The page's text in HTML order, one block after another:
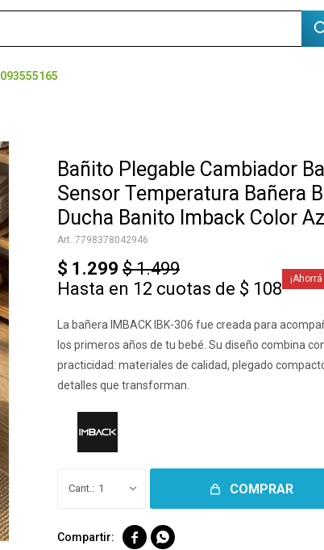
093555165
Bañito Plegable Cambiador
Sensor Temperatura Bañera
Ducha Banito Imback Color
7798378042946
$ 1.299 $ 1.499
Hasta en 12 cuotas de $ 108
La bañera IMBACK IBK-306 fue creada para
los primeros años de tu bebé. Su diseño combina
practicidad: materiales de calidad, plegado
detalles que transforman.
1 COMPRAR
 